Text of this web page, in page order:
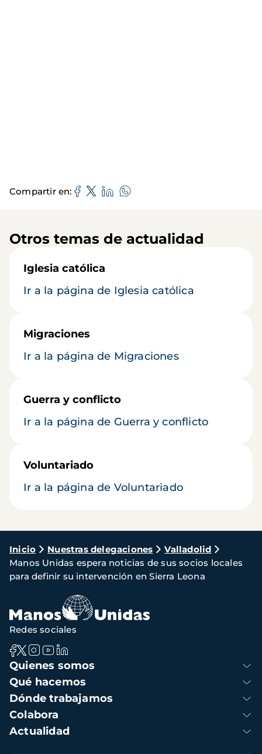
Compartir en
Otros temas de actualidad
Iglesia católica
Ir a la página de Iglesia católica
Migraciones
Ir a la página de Migraciones
Guerra y conflicto
Ir a la página de Guerra y conflicto
Voluntariado
Ir a la página de Voluntariado
Ruta
de
navegación
Inicio Nuestras delegaciones
Valladolid
Manos Unidas espera noticias de sus socios locales
para definir su intervención en Sierra Leona
Navegación
principal
Quienes somos
Qué hacemos
Dónde trabajamos
Colabora
Actualidad
Redes sociales